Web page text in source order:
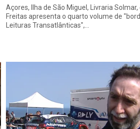
Açores, Ilha de São Miguel, Livraria
Freitas apresenta o quarto volume de
Leituras Transatlânticas",…